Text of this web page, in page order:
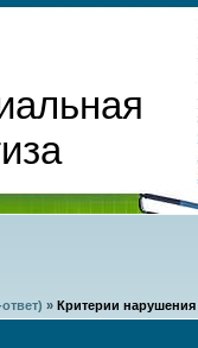
» Критерии нарушения